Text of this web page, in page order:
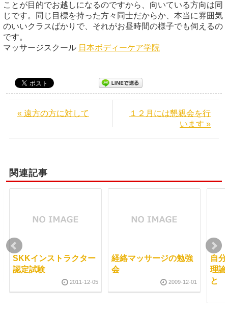
ことが目的でお越しになるのですから、向いている方向は同
じです。同じ目標を持った方々同士だからか、本当に雰囲気
のいいクラスばかりで、それがお昼時間の様子でも伺えるの
です。
マッサージスクール 日本ボディーケア学院
« 遠方の方に対して
１２月には懇親会を行
います »
関連記事
SKKインストラクター
認定試験
2011-12-05
経絡マッサージの勉強
会
2009-12-01
自
理
と